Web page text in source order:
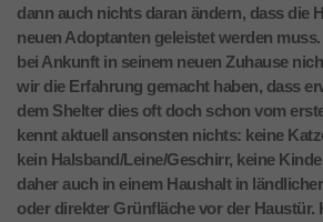
dann auch nichts daran ändern, dass die
neuen Adoptanten geleistet werden
bei Ankunft in seinem neuen Zuhause
wir die Erfahrung gemacht haben, dass
dem Shelter dies oft doch schon vom
kennt aktuell ansonsten nichts: keine
kein Halsband/Leine/Geschirr, keine
daher auch in einem Haushalt in
oder direkter Grünfläche vor der Haustür.